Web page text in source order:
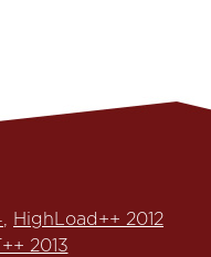
, HighLoad++ 2012
2013